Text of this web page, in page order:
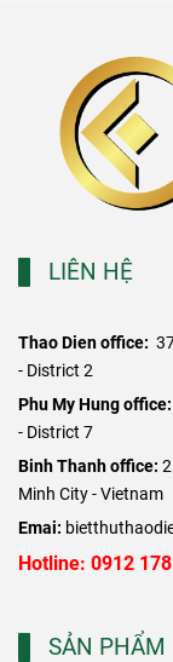
LIÊN HỆ
Thao Dien office:
- District 2
​Phu My Hung office:
- District 7
Binh Thanh office:
Minh City - Vietnam
Emai:
Hotline: 0912
SẢN PHẨM